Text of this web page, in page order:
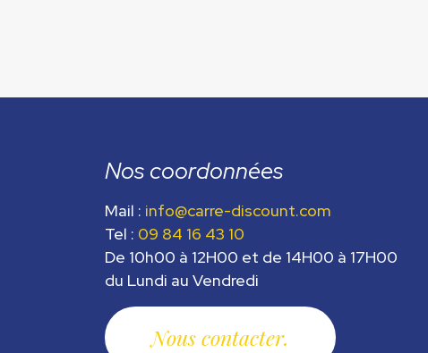
Nos coordonnées
Mail : info@carre-discount.com
Tel : 09 84 16 43 10
De 10h00 à 12H00 et de 14H00 à 17H00
du Lundi au Vendredi
Nous contacter